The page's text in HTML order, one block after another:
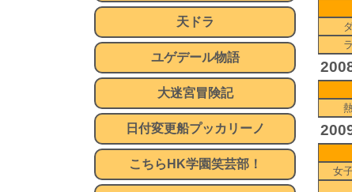
女
天ドラ
ユゲデール物語
大迷宮冒険記
日付変更船プッカリーノ
こちらHK学園笑芸部！